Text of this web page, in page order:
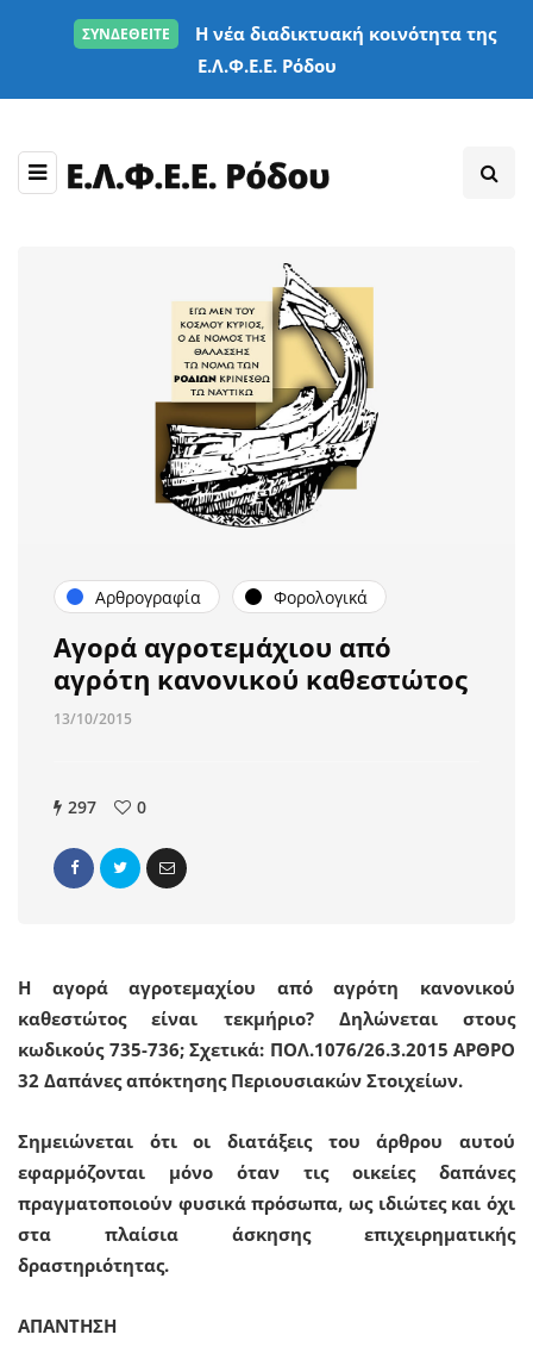
ΣΥΝΔΕΘΕΙΤΕ
Η νέα διαδικτυακή κοινότητα της
Ε.Λ.Φ.Ε.Ε. Ρόδου
Αρθρογραφία Φορολογικά
Αγορά αγροτεμάχιου από
αγρότη κανονικού καθεστώτος
13/10/2015
297 0
Η αγορά αγροτεμαχίου από αγρότη κανονικού
καθεστώτος είναι τεκμήριο? Δηλώνεται στους
κωδικούς 735-736; Σχετικά: ΠΟΛ.1076/26.3.2015 ΑΡΘΡΟ
32 Δαπάνες απόκτησης Περιουσιακών Στοιχείων.
Σημειώνεται ότι οι διατάξεις του άρθρου αυτού
εφαρμόζονται μόνο όταν τις οικείες δαπάνες
πραγματοποιούν φυσικά πρόσωπα, ως ιδιώτες και όχι
στα πλαίσια άσκησης επιχειρηματικής
δραστηριότητας.
ΑΠΑΝΤΗΣΗ